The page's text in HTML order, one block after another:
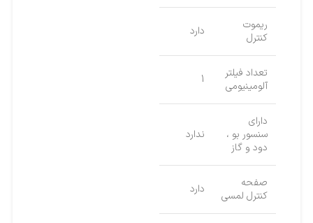
ریموت
کنترل
دارد
تعداد فیلتر
آلومینیومی
1
دارای
سنسور بو ،
دود و گاز
ندارد
صفحه
کنترل لمسی
دارد